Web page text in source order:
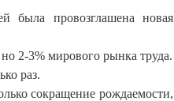
была провозглашена новая
2-3% мирового рынка труда.
раз.
сокращение рождаемости,